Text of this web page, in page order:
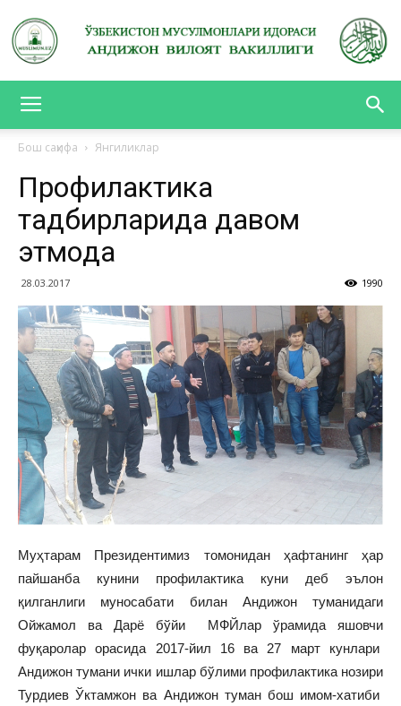
ВИЛОЯТ
Бош саҳифа Янгиликлар
Профилактика
тадбирларида давом
этмоқда
28.03.2017 1990
Муҳтарам Президентимиз томонидан ҳафтанинг ҳар
пайшанба кунини профилактика куни деб эълон
қилганлиги муносабати билан Андижон туманидаги
Ойжамол ва Дарё бўйи МФЙлар ўрамида яшовчи
фуқаролар орасида 2017-йил 16 ва 27 март кунлари
Андижон тумани ички ишлар бўлими профилактика нозири
Турдиев Ўктамжон ва Андижон туман бош имом-хатиби